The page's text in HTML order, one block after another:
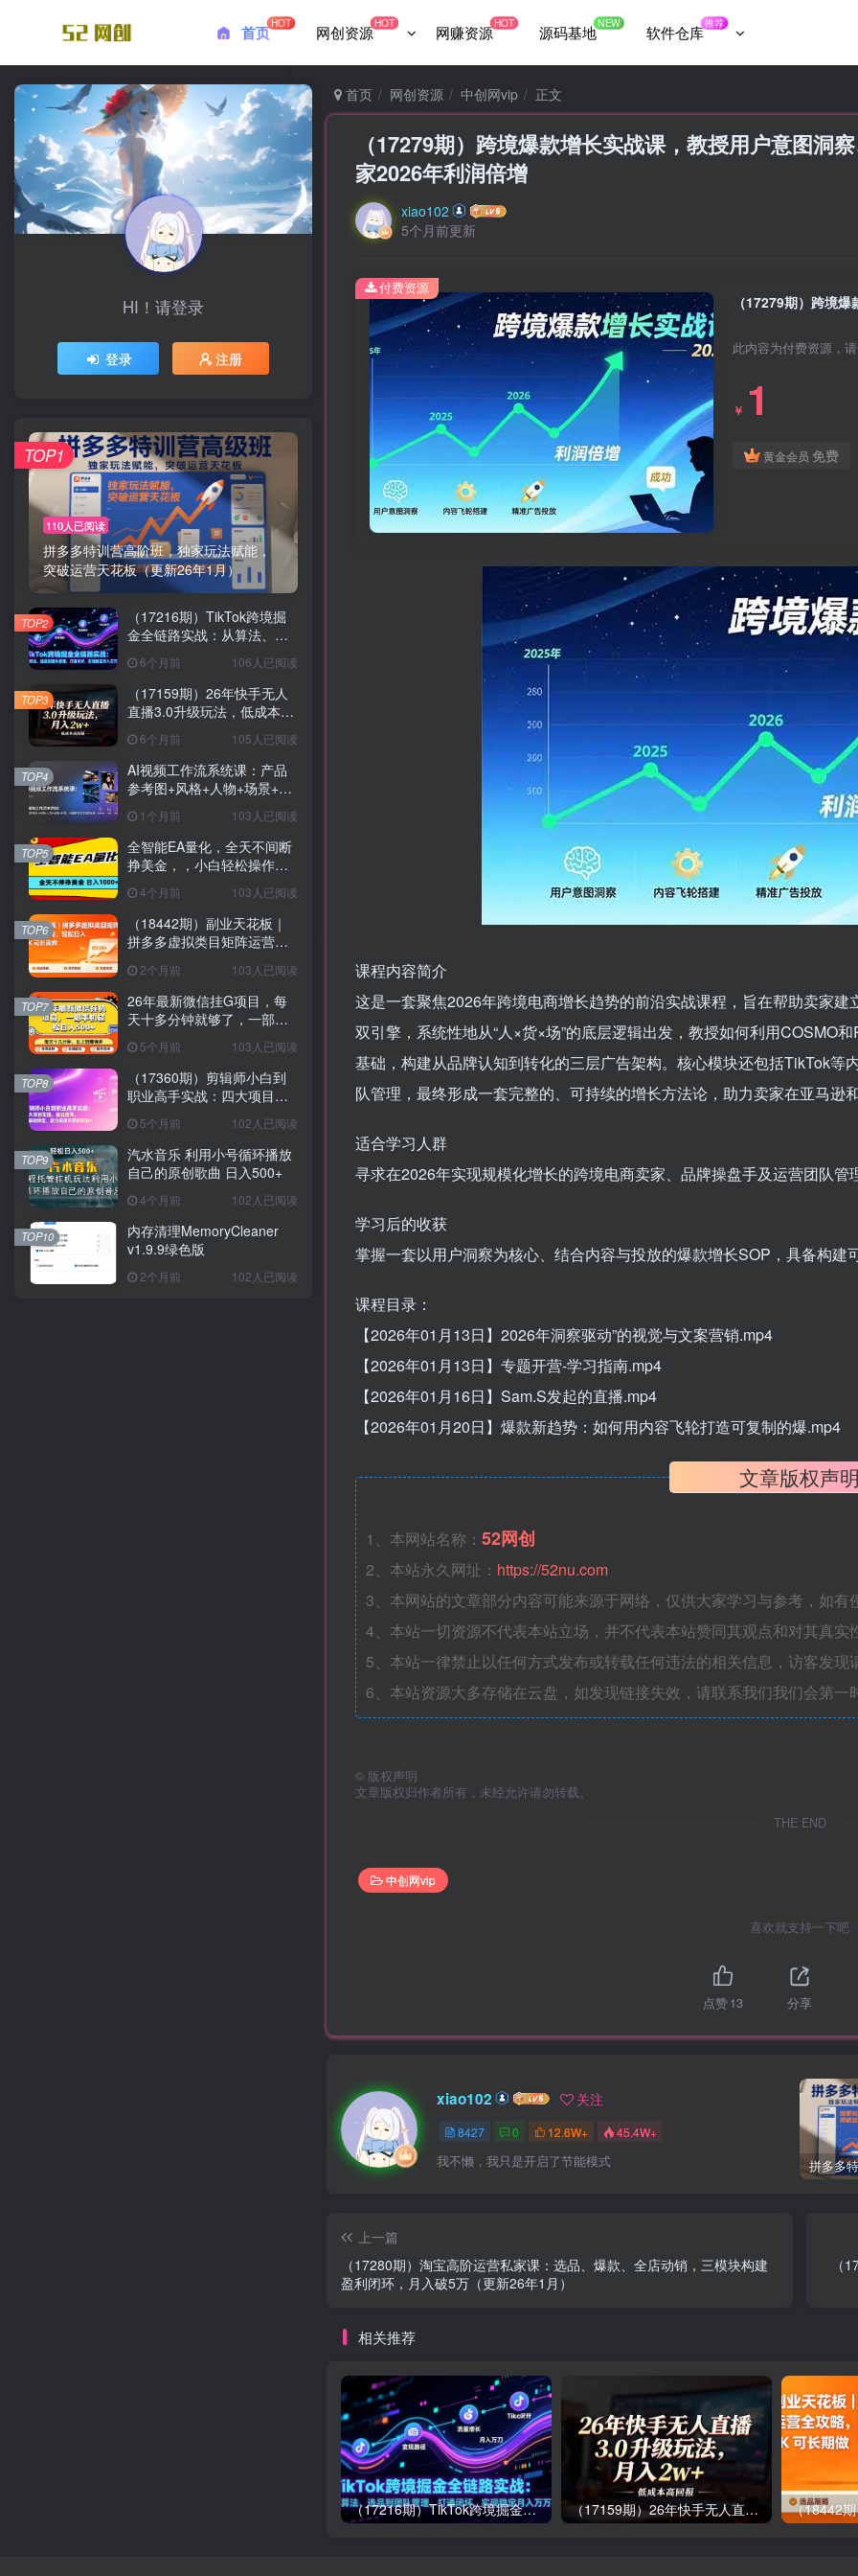
首页HOT 网创资源HOT 网赚资源HOT 源码基地NEW 软件仓库推荐
首页 网创资源 中创网vip 正文
（17279期）跨境爆款增长实战课，教授用户意图洞
家2026年利润倍增
xiao102
5个月前更新
此内容为付费资源，
￥ 1
黄金会员 免费
付费资源
课程内容简介
这是一套聚焦2026年跨境电商增长趋势的前沿实战课程，旨在帮助卖家
双引擎，系统性地从“人×货×场”的底层逻辑出发，教授如何利用COSMO
基础，构建从品牌认知到转化的三层广告架构。核心模块还包括TikTok
队管理，最终形成一套完整的、可持续的增长方法论，助力卖家在亚马逊
适合学习人群
寻求在2026年实现规模化增长的跨境电商卖家、品牌操盘手及运营团队管
学习后的收获
掌握一套以用户洞察为核心、结合内容与投放的爆款增长SOP，具备构建
课程目录：
【2026年01月13日】2026年洞察驱动”的视觉与文案营销.mp4
【2026年01月13日】专题开营-学习指南.mp4
【2026年01月16日】Sam.S发起的直播.mp4
【2026年01月20日】爆款新趋势：如何用内容飞轮打造可复制的爆.mp4
文章版权声
1、本网站名称： 52网创
2、本站永久网址： https://52nu.com
3、本网站的文章部分内容可能来源于网络，仅供大家学习与参考，如
4、本站一切资源不代表本站立场，并不代表本站赞同其观点和对其真实
5、本站一律禁止以任何方式发布或转载任何违法的相关信息，访客发现
6、本站资源大多存储在云盘，如发现链接失效，请联系我们我们会第一
© 版权声明
文章版权归作者所有，未经允许请勿转载。
THE END
中创网vip
喜欢就支持一下吧
点赞13 分享
xiao102 关注
8427 0 12.6W+ 45.4W+
我不懒，我只是开启了节能模式
上一篇
（17280期）淘宝高阶运营私家课：选品、爆款、全店动销，三模块构建
盈利闭环，月入破5万（更新26年1月）
（
相关推荐
（17216期）TikTok跨境掘金全链路实战：从算法、选品到团队管理，打通闭环，实现稳定月入万刀 （17159期）26年快手无人直播3.0升级玩法，低成本高回报，月入2w+
HI！请登录
登录 注册
110人已阅读
拼多多特训营高阶班，独家玩法赋能，
突破运营天花板（更新26年1月）
TOP1
（17216期）TikTok跨境掘
金全链路实战：从算法、选
品到团队管理，打通闭环，
实现稳定月入万刀
6个月前 106人已阅读
TOP2
（17159期）26年快手无人
直播3.0升级玩法，低成本高
6个月前 105人已阅读
TOP3
AI视频工作流系统课：产品
参考图+风格+人物+场景+分
统，稳定产出高质量视频
1个月前 103人已阅读
TOP4
全智能EA量化，全天不间断
挣美金，，小白轻松操作，
4个月前 103人已阅读
TOP5
（18442期）副业天花板｜
拼多多虚拟类目矩阵运营全
做2个月前 103人已阅读
TOP6
26年最新微信挂G项目，每
天十多分钟就够了，一部手
5个月前 103人已阅读
TOP7
（17360期）剪辑师小白到
职业高手实战：四大项目实
型，助力实现月薪8000+
5个月前 102人已阅读
TOP8
汽水音乐 利用小号循环播放
自己的原创歌曲 日入500+
4个月前 102人已阅读
TOP9
内存清理MemoryCleaner
v1.9.9绿色版
2个月前 102人已阅读
TOP10